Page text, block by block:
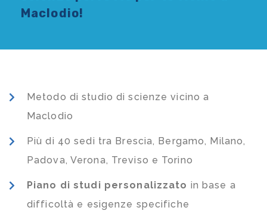
Maclodio!
Metodo di studio di scienze vicino a
Maclodio
Più di 40 sedi tra Brescia, Bergamo, Milano,
Padova, Verona, Treviso e Torino
Piano di studi personalizzato in base a
difficoltà e esigenze specifiche